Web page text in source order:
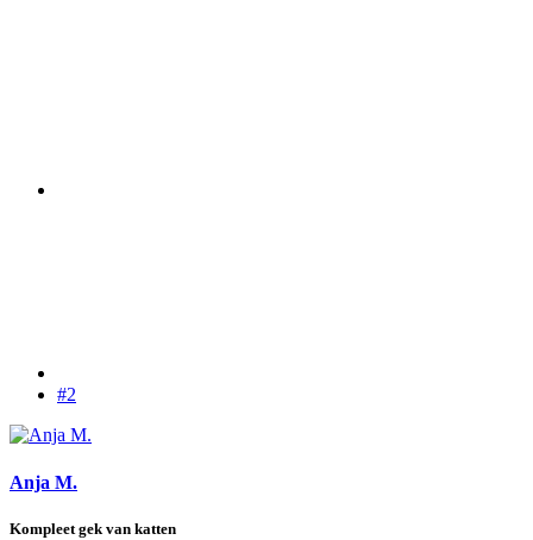
#2
Anja M.
Kompleet gek van katten